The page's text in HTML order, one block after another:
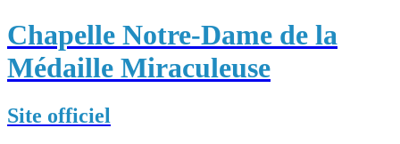
Chapelle Notre-Dame de la
Médaille Miraculeuse
Site officiel